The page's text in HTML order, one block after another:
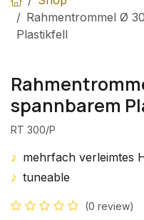
Rahmentrommel Ø
Plastikfell
spannbarem
RT 300/P
♪ mehrfach verleimtes
♪ tuneable
(0 review)